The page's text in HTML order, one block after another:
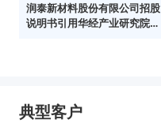
润泰新材料股份有限公司招股
说明书引用华经产业研究院数
典型客户